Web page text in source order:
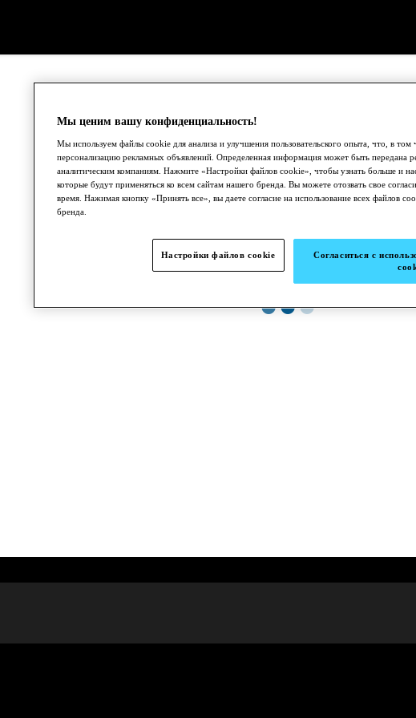
●●●
Мы ценим вашу конфиденциальность!
Мы используем файлы cookie для анализа и улучшения пользовательского опыта, что, в том
персонализацию рекламных объявлений. Определенная информация может быть передана
аналитическим компаниям. Нажмите «Настройки файлов cookie», чтобы узнать больше и
которые будут применяться ко всем сайтам нашего бренда. Вы можете отозвать свое
время. Нажимая кнопку «Принять все», вы даете согласие на использование всех файлов
бренда.
Настройки файлов cookie
Согласиться с